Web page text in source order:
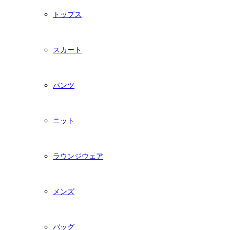
トップス
スカート
パンツ
ニット
ラウンジウェア
メンズ
バッグ